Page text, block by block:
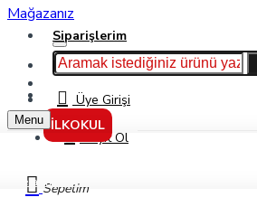
Siparişlerim
Hakkımızda
İletişimÜye Girişi
Kayıt Ol
Sepetim
İLKOKUL
Menu
Seraph Of The End Kıyamet Meleği Cilt: 7 -